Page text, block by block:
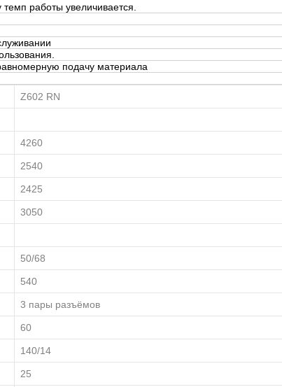
работы увеличивается.
подачу материала
Z602 RN
4260
2540
2425
3050
50/68
540
3 пары разъёмов
60
140/14
25